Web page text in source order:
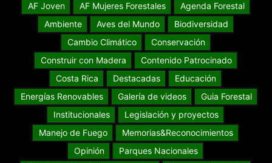
AF Joven AF Mujeres Forestales
Agenda Forestal
Ambiente
Aves del Mundo
Biodiversidad
Cambio Climático
Conservación
Construir con Madera
Contenido Patrocinado
Costa Rica
Destacadas
Educación
Energías Renovables
Galería de videos
Guia Forestal
Institucionales
Legislación y proyectos
Manejo de Fuego
Memorias&Reconocimientos
Opinión
Parques Nacionales